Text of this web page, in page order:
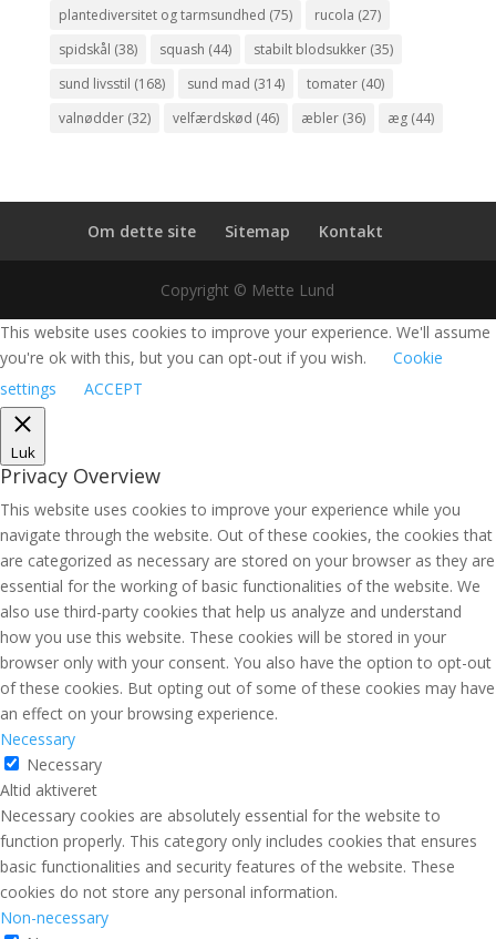
plantediversitet og tarmsundhed (75) rucola (27)
spidskål (38) squash (44) stabilt blodsukker(35)
sund livsstil (168) sund mad (314) tomater(40)
valnødder(32) velfærdskød (46) æbler(36) æg(44)
Om dette site Sitemap Kontakt
Copyright © Mette Lund
This website uses cookies to improve your experience. We'll assume
you're ok with this, but you can opt-out if you wish.
Cookie
settings
ACCEPT
Luk
Privacy Overview
This website uses cookies to improve your experience while you
navigate through the website. Out of these cookies, the cookies that
are categorized as necessary are stored on your browser as they are
essential for the working of basic functionalities of the website. We
also use third-party cookies that help us analyze and understand
how you use this website. These cookies will be stored in your
browser only with your consent. You also have the option to opt-out
of these cookies. But opting out of some of these cookies may have
an effect on your browsing experience.
Necessary
Necessary
Altid aktiveret
Necessary cookies are absolutely essential for the website to
function properly. This category only includes cookies that ensures
basic functionalities and security features of the website. These
cookies do not store any personal information.
Non-necessary